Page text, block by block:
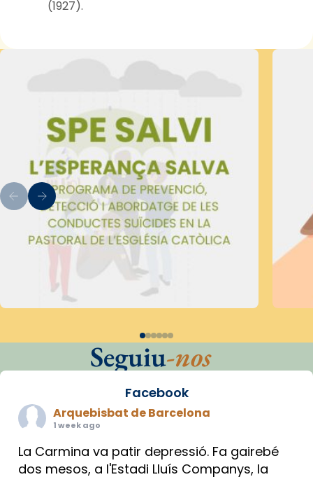
(1927).
Seguiu-nos
Facebook
Arquebisbat de Barcelona
1 week ago
La Carmina va patir depressió. Fa gairebé
dos mesos, a l'Estadi Lluís Companys, la